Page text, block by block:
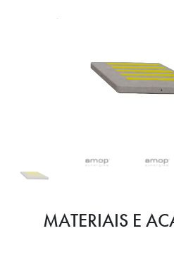
MATERIAIS E